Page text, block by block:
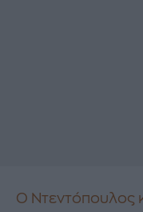
Ο Ντεντόπουλος